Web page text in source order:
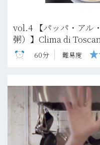
vol.4 【パッパ・アル
粥）】Clima di
60分 難易度